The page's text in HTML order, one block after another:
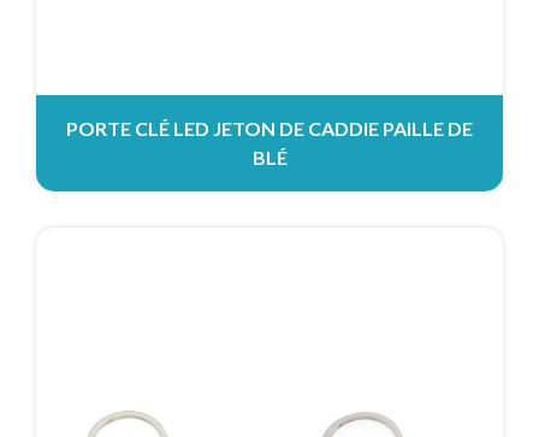
PORTE CLÉ LED JETON DE CADDIE PAILLE DE
BLÉ